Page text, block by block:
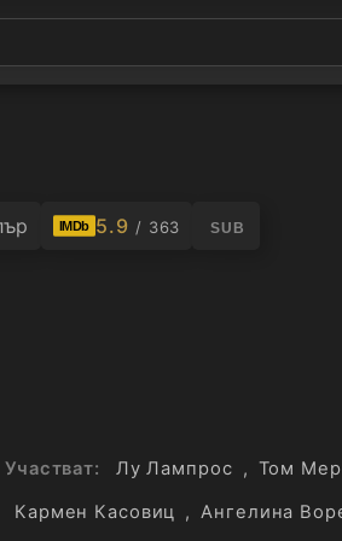
IMDb 5.9 / 363 SUB
Участват: Лу Лампрос , Том
Кармен Касовиц , Ангелина